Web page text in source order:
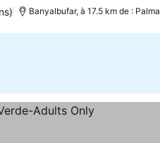
Banyalbufar, à 17.5 km de : Palma